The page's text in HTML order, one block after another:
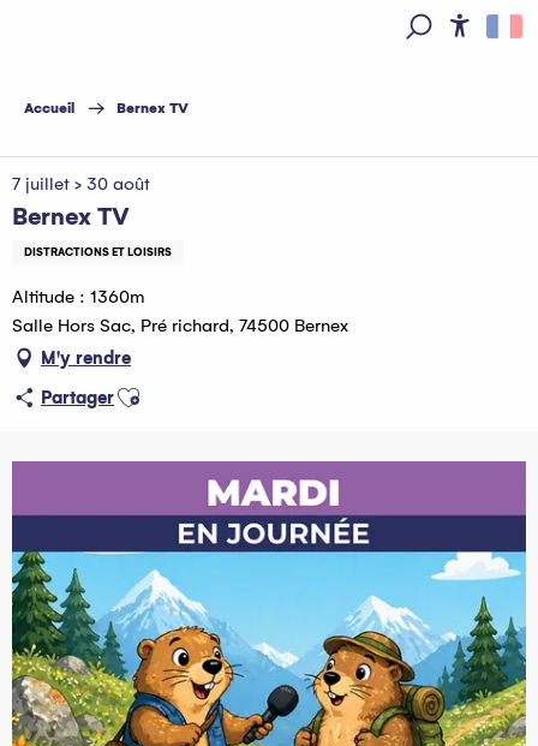
principal
Accueil Bernex TV
7 juillet > 30 août
Bernex TV
DISTRACTIONS ET LOISIRS
Altitude : 1360m
Salle Hors Sac, Pré richard, 74500 Bernex
M'y rendre
PartagerAjouter aux favoris